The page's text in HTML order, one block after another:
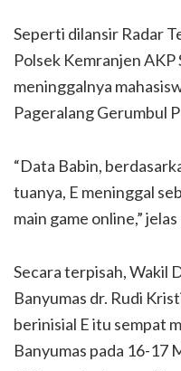
Seperti dilansir Radar
Polsek Kemranjen
meninggalnya
Pageralang Gerumbul
“Data Babin,
tuanya, E meninggal
main game online,”
Secara terpisah, Wakil
Banyumas dr. Rudi
berinisial E itu sempat
Banyumas pada 16-17